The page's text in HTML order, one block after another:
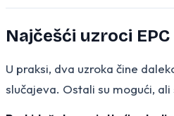
Najčešći uzroci
U praksi, dva uzroka čine
slučajeva. Ostali su mogući,